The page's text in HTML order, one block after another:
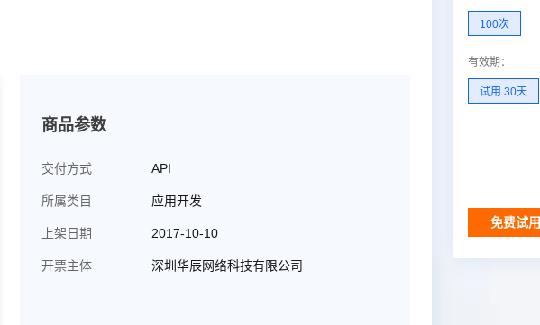
商品参数
交付方式 API
所属类目 应用开发
上架日期 2017-10-10
开票主体 深圳华辰网络科技有限公司
100次
有效期 ：
试用 30天
免费试用